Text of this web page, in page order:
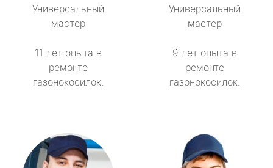
Универсальный
мастер
11 лет опыта в
ремонте
газонокосилок.
Универсальный
мастер
9 лет опыта в
ремонте
газонокосилок.